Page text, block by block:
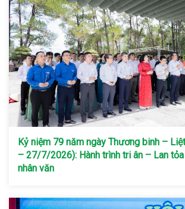
Kỷ niệm 79 năm ngày Thương binh –
– 27/7/2026): Hành trình tri ân – Lan
nhân văn